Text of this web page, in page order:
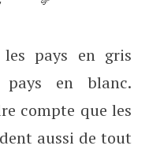
pays en gris
en blanc.
compte que les
aussi de tout